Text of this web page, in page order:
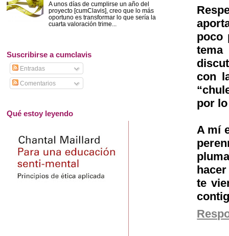
poco
tema
con
por
A mí
te
A unos días de cumplirse un año del
proyecto [cumClavis], creo que lo más
oportuno es transformar lo que sería la
cuarta valoración trime...
Suscribirse a cumclavis
Entradas
Comentarios
Qué estoy leyendo